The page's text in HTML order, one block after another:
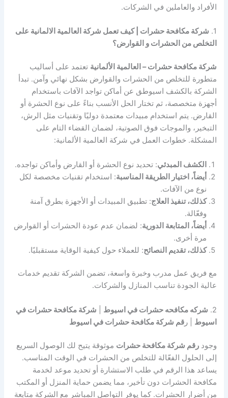
الأفراد والعاملين في الشركات.
1. شركة مكافحة حشرات | كيف تعمل شركة العالمية الالمانية على
التخلص من الحشرات و القوارض؟
شركة مكافحة حشرات – العالمية الألمانية تعتمد على أساليب
متطورة للتخلص من الحشرات والقوارض بشكل نهائي وآمن. تبدأ
الشركة بالكشف اسيوطق عن أماكن تواجد الآفات باستخدام
أجهزة متخصصة، ثم تختار الحل الأنسب بناءً على نوع الحشرة أو
القارض. يتم استخدام مبيدات معتمدة دوليًا وتقنيات مثل الرش،
التبخير، والموجات فوق الصوتية، لضمان القضاء التام على
المشكلة. خطوات العمل في شركة العالمية الألمانية:
الكشف المبدئي: تحديد نوع الحشرة أو القارض وأماكن تواجده.
أيضاً، اختيار الطريقة المناسبة: استخدام تقنيات مخصصة لكل
نوع من الآفات.
كذلك، تنفيذ العلاج: تطبيق المبيدات أو الأجهزة بطرق آمنة
وفعّالة.
أيضاً، المتابعة الدورية: لضمان عدم عودة الحشرات أو القوارض
مرة أخرى.
كذلك، تقديم النصائح: للعملاء حول كيفية الوقاية مستقبليًا.
مع فريق عمل مدرب وخبرة واسعة، تضمن الشركة تقديم خدمات
عالية الجودة تناسب المنازل والشركات.
2. شركه مكافحه حشرات في اسيوط
شركة مكافحة حشرات في
اسيوط | رقم شركة مكافحة حشرات في اسيوط
وجودرقم شركة مكافحة حشرات موثوقة يتيح لك الوصول السريع
إلى الحلول الفعّالة للتخلص من الحشرات في الوقت المناسب.
يساعد هذا الرقم في طلب الاستشارة أو تحديد موعد لخدمة
مكافحة الحشرات دون تأخير، مما يضمن حماية المنزل أو المكتب
من أضرار الحشرات. كما يوفر التواصل المباشر مع الشركة متابعة